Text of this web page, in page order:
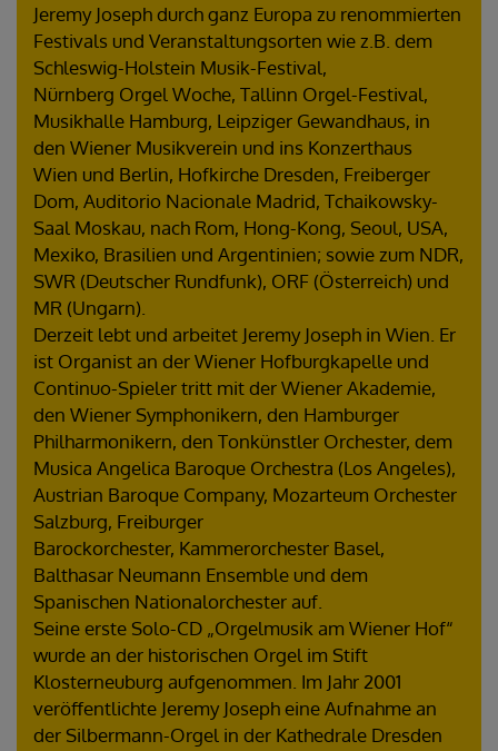
Jeremy Joseph durch ganz Europa zu renommierten
Festivals und Veranstaltungsorten wie z.B. dem
Schleswig-Holstein Musik-Festival,
Nürnberg Orgel Woche, Tallinn Orgel-Festival,
Musikhalle Hamburg, Leipziger Gewandhaus, in
den Wiener Musikverein und ins Konzerthaus
Wien und Berlin, Hofkirche Dresden, Freiberger
Dom, Auditorio Nacionale Madrid, Tchaikowsky-
Saal Moskau, nach Rom, Hong-Kong, Seoul, USA,
Mexiko, Brasilien und Argentinien; sowie zum NDR,
SWR (Deutscher Rundfunk), ORF (Österreich) und
MR (Ungarn).
Derzeit lebt und arbeitet Jeremy Joseph in Wien. Er
ist Organist an der Wiener Hofburgkapelle und
Continuo-Spieler tritt mit der Wiener Akademie,
den Wiener Symphonikern, den Hamburger
Philharmonikern, den Tonkünstler Orchester, dem
Musica Angelica Baroque Orchestra (Los Angeles),
Austrian Baroque Company, Mozarteum Orchester
Salzburg, Freiburger
Barockorchester, Kammerorchester Basel,
Balthasar Neumann Ensemble und dem
Spanischen Nationalorchester auf.
Seine erste Solo-CD „Orgelmusik am Wiener Hof“
wurde an der historischen Orgel im Stift
Klosterneuburg aufgenommen. Im Jahr 2001
veröffentlichte Jeremy Joseph eine Aufnahme an
der Silbermann-Orgel in der Kathedrale Dresden